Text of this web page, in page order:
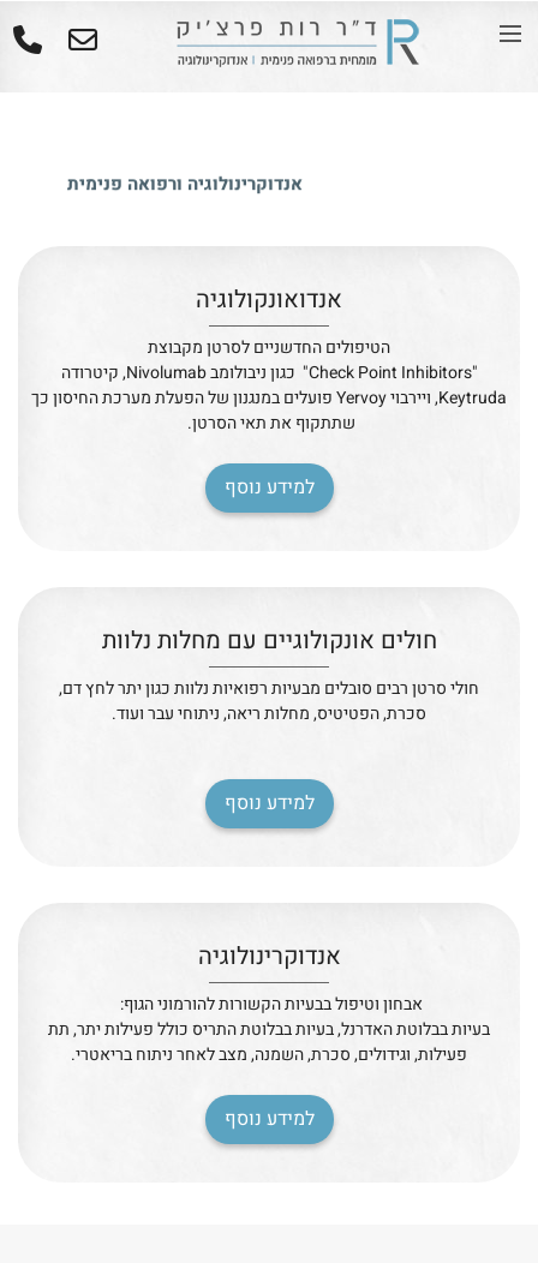
אנדואונקולוגיה
הטיפולים החדשניים לסרטן מקבוצת
"Check Point Inhibitors" כגון ניבולומב Nivolumab, קיטרודה
Keytruda, ויירבוי Yervoy פועלים במנגנון של הפעלת מערכת החיסון כך
שתתקוף את תאי הסרטן.
למידע נוסף
חולים אונקולוגיים עם מחלות נלוות
חולי סרטן רבים סובלים מבעיות רפואיות נלוות כגון יתר לחץ דם,
סכרת, הפטיטיס, מחלות ריאה, ניתוחי עבר ועוד.
למידע נוסף
אנדוקרינולוגיה
אבחון וטיפול בבעיות הקשורות להורמוני הגוף:
בעיות בבלוטת האדרנל, בעיות בבלוטת התריס כולל פעילות יתר, תת
פעילות, וגידולים, סכרת, השמנה, מצב לאחר ניתוח בריאטרי.
למידע נוסף